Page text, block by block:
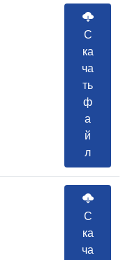
С
ка
ча
ть
ф
а
й
л
С
ка
ча